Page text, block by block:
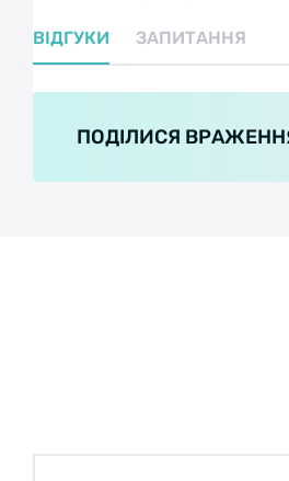
ВІДГУКИ ЗАПИТАННЯ
ПОДІЛИСЯ